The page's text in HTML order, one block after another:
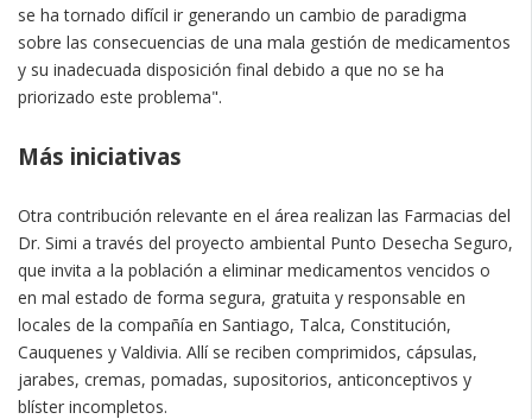
se ha tornado difícil ir generando un cambio de paradigma
sobre las consecuencias de una mala gestión de medicamentos
y su inadecuada disposición final debido a que no se ha
priorizado este problema".
Más iniciativas
Otra contribución relevante en el área realizan las Farmacias del
Dr. Simi a través del proyecto ambiental Punto Desecha Seguro,
que invita a la población a eliminar medicamentos vencidos o
en mal estado de forma segura, gratuita y responsable en
locales de la compañía en Santiago, Talca, Constitución,
Cauquenes y Valdivia. Allí se reciben comprimidos, cápsulas,
jarabes, cremas, pomadas, supositorios, anticonceptivos y
blíster incompletos.